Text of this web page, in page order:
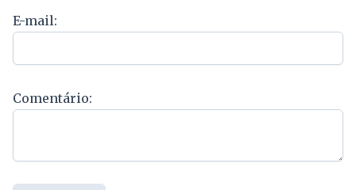
E-mail:
Comentário: